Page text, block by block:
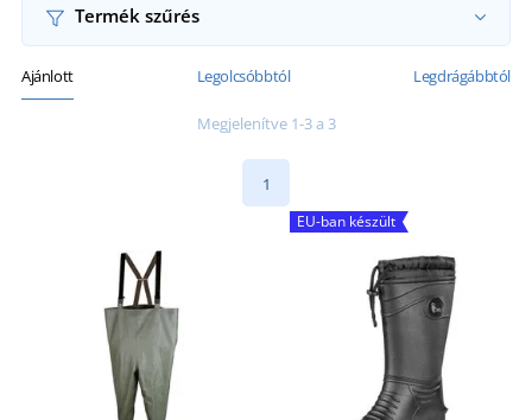
Termék szűrés
Ajánlott Legolcsóbbtól Legdrágábbtól
Megjelenítve 1-3 a 3
1
EU-ban készült